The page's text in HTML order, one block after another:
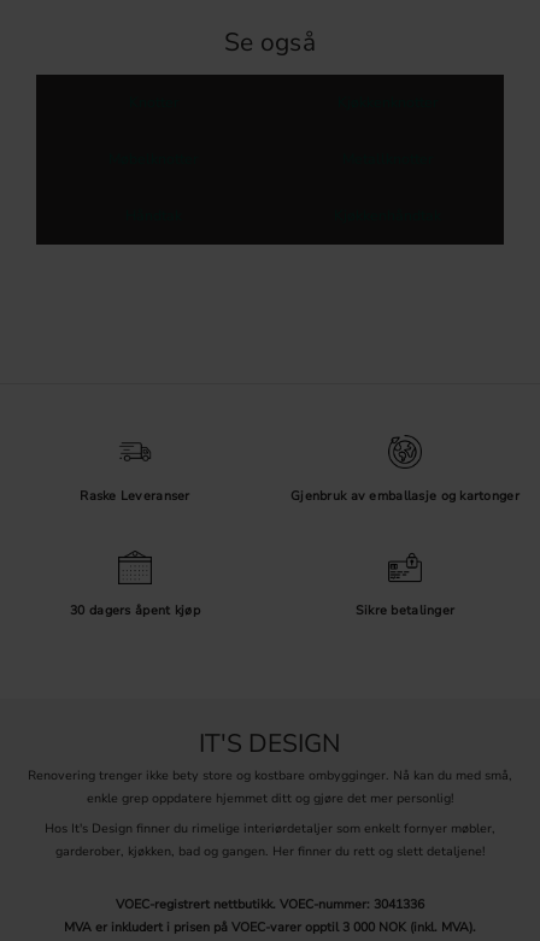
Se også
Raske Leveranser Gjenbruk av emballasje og kartonger
30 dagers åpent kjøp Sikre betalinger
IT'S DESIGN
Renovering trenger ikke bety store og kostbare ombygginger. Nå kan du med små,
enkle grep oppdatere hjemmet ditt og gjøre det mer personlig!
Hos It's Design finner du rimelige interiørdetaljer som enkelt fornyer møbler,
garderober, kjøkken, bad og gangen. Her finner du rett og slett detaljene!
VOEC-registrert nettbutikk. VOEC-nummer: 3041336
MVA er inkludert i prisen på VOEC-varer opptil 3 000 NOK (inkl. MVA).